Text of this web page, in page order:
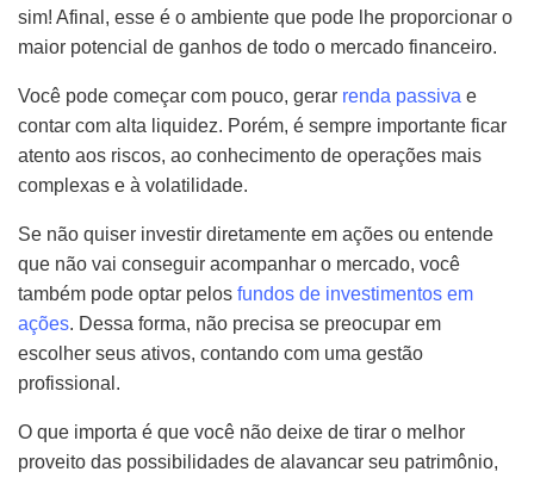
sim! Afinal, esse é o ambiente que pode lhe proporcionar o
maior potencial de ganhos de todo o mercado financeiro.
Você pode começar com pouco, gerar renda passiva e
contar com alta liquidez. Porém, é sempre importante ficar
atento aos riscos, ao conhecimento de operações mais
complexas e à volatilidade.
Se não quiser investir diretamente em ações ou entende
que não vai conseguir acompanhar o mercado, você
também pode optar pelos fundos de investimentos em
ações. Dessa forma, não precisa se preocupar em
escolher seus ativos, contando com uma gestão
profissional.
O que importa é que você não deixe de tirar o melhor
proveito das possibilidades de alavancar seu patrimônio,